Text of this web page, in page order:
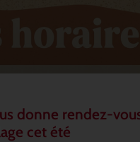
donne rendez-
cet été